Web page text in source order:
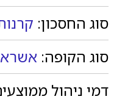
סוג החסכון:
סוג הקופה:
דמי ניהול